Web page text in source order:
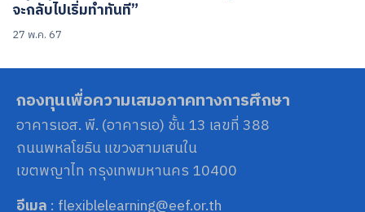
จะกลับไปเริ่มทำทันที”
27 พ.ค. 67
กองทุนเพื่อความเสมอภาคทางการศึกษา
อาคารเอส. พี. (อาคารเอ) ชั้น 13 เลขที่ 388
ถนนพหลโยธิน แขวงสามเสนใน
เขตพญาไท กรุงเทพมหานคร 10400
อีเมล : flexiblelearning@eef.or.th